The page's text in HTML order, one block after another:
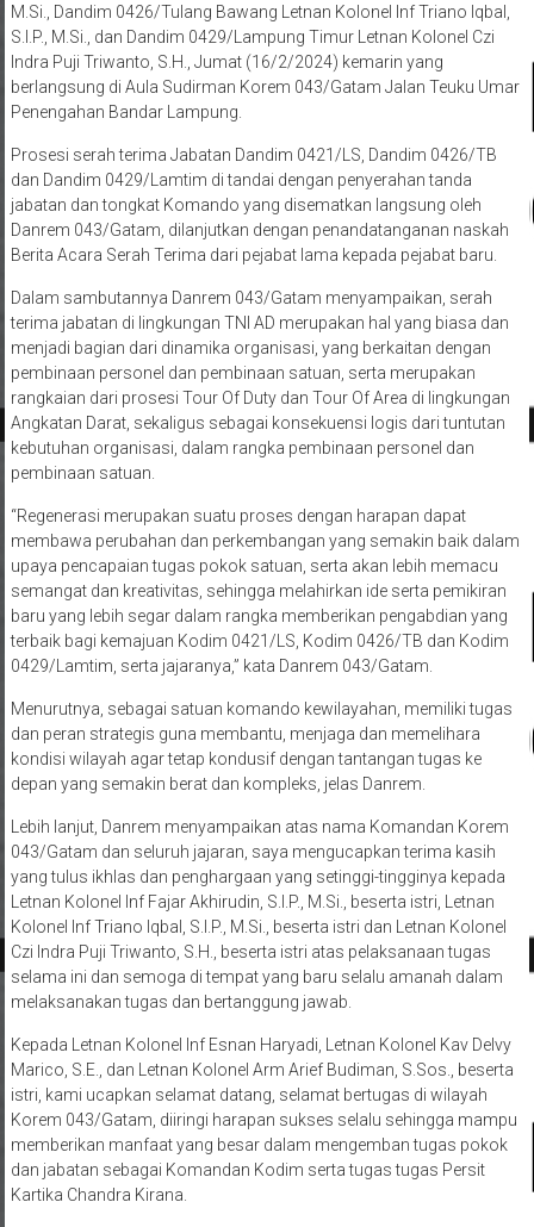
M.Si., Dandim 0426/Tulang Bawang Letnan Kolonel Inf Triano Iqbal,
S.I.P., M.Si., dan Dandim 0429/Lampung Timur Letnan Kolonel Czi
Indra Puji Triwanto, S.H., Jumat (16/2/2024) kemarin yang
berlangsung di Aula Sudirman Korem 043/Gatam Jalan Teuku Umar
Penengahan Bandar Lampung.
Prosesi serah terima Jabatan Dandim 0421/LS, Dandim 0426/TB
dan Dandim 0429/Lamtim di tandai dengan penyerahan tanda
jabatan dan tongkat Komando yang disematkan langsung oleh
Danrem 043/Gatam, dilanjutkan dengan penandatanganan naskah
Berita Acara Serah Terima dari pejabat lama kepada pejabat baru.
Dalam sambutannya Danrem 043/Gatam menyampaikan, serah
terima jabatan di lingkungan TNI AD merupakan hal yang biasa dan
menjadi bagian dari dinamika organisasi, yang berkaitan dengan
pembinaan personel dan pembinaan satuan, serta merupakan
rangkaian dari prosesi Tour Of Duty dan Tour Of Area di lingkungan
Angkatan Darat, sekaligus sebagai konsekuensi logis dari tuntutan
kebutuhan organisasi, dalam rangka pembinaan personel dan
pembinaan satuan.
“Regenerasi merupakan suatu proses dengan harapan dapat
membawa perubahan dan perkembangan yang semakin baik dalam
upaya pencapaian tugas pokok satuan, serta akan lebih memacu
semangat dan kreativitas, sehingga melahirkan ide serta pemikiran
baru yang lebih segar dalam rangka memberikan pengabdian yang
terbaik bagi kemajuan Kodim 0421/LS, Kodim 0426/TB dan Kodim
0429/Lamtim, serta jajaranya,” kata Danrem 043/Gatam.
Menurutnya, sebagai satuan komando kewilayahan, memiliki tugas
dan peran strategis guna membantu, menjaga dan memelihara
kondisi wilayah agar tetap kondusif dengan tantangan tugas ke
depan yang semakin berat dan kompleks, jelas Danrem.
Lebih lanjut, Danrem menyampaikan atas nama Komandan Korem
043/Gatam dan seluruh jajaran, saya mengucapkan terima kasih
yang tulus ikhlas dan penghargaan yang setinggi-tingginya kepada
Letnan Kolonel Inf Fajar Akhirudin, S.I.P., M.Si., beserta istri, Letnan
Kolonel Inf Triano Iqbal, S.I.P., M.Si., beserta istri dan Letnan Kolonel
Czi Indra Puji Triwanto, S.H., beserta istri atas pelaksanaan tugas
selama ini dan semoga di tempat yang baru selalu amanah dalam
melaksanakan tugas dan bertanggung jawab.
Kepada Letnan Kolonel Inf Esnan Haryadi, Letnan Kolonel Kav Delvy
Marico, S.E., dan Letnan Kolonel Arm Arief Budiman, S.Sos., beserta
istri, kami ucapkan selamat datang, selamat bertugas di wilayah
Korem 043/Gatam, diiringi harapan sukses selalu sehingga mampu
memberikan manfaat yang besar dalam mengemban tugas pokok
dan jabatan sebagai Komandan Kodim serta tugas tugas Persit
Kartika Chandra Kirana.